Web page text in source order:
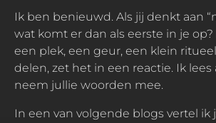
Ik ben benieuwd. Als jij denkt aan
wat komt er dan als eerste in je
een plek, een geur, een klein
delen, zet het in een reactie. Ik lees
neem jullie woorden mee.
In een van volgende blogs vertel ik